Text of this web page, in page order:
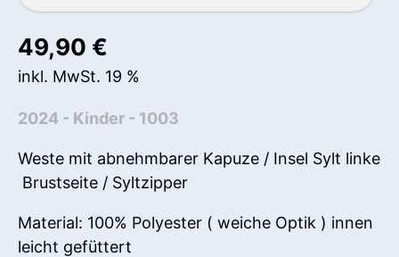
49,90 €
inkl. MwSt. 19 %
2024 - Kinder - 1003
Weste mit abnehmbarer Kapuze / Insel Sylt linke
Brustseite / Syltzipper
Material: 100% Polyester ( weiche Optik ) innen
leicht gefüttert